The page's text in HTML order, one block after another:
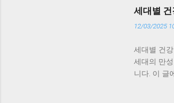
트레스 지
습니다. 이
합이 만드
와 수면 데
위 데이터
를 응원하
세대별
12/03/2025
세대별 건
세대의 만
니다. 이 글
과 혈당을